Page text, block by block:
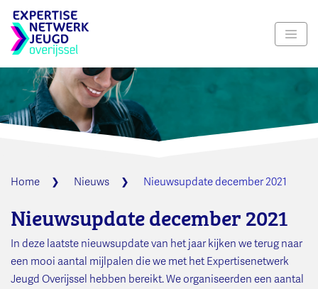
Home Nieuws Nieuwsupdate december 2021
Nieuwsupdate december 2021
In deze laatste nieuwsupdate van het jaar kijken we terug naar
een mooi aantal mijlpalen die we met het Expertisenetwerk
Jeugd Overijssel hebben bereikt. We organiseerden een aantal